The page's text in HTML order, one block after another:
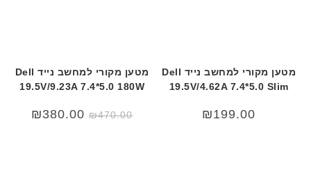
מטען מקורי למחשב נייד Dell
19.5V/4.62A 7.4*5.0 Slim
₪199.00
מטען מקורי למחשב נייד Dell
19.5V/9.23A 7.4*5.0 180W
₪470.00
המחיר
המקורי
₪380.00
המחיר
הנוכחי